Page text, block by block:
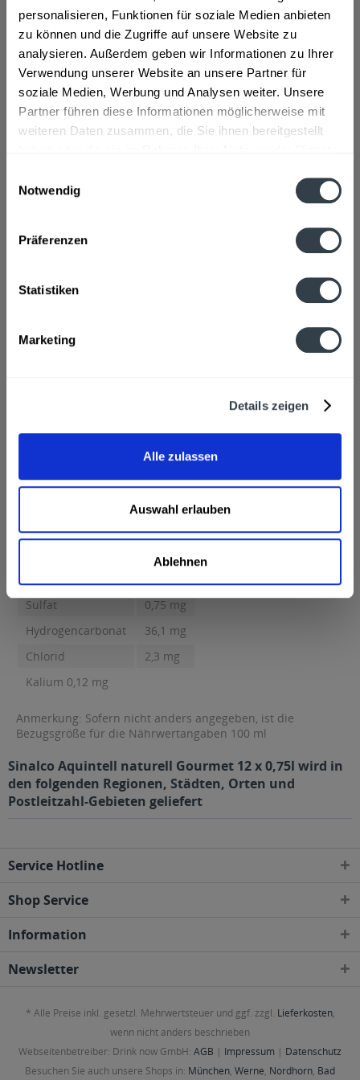
personalisieren, Funktionen für soziale Medien anbieten
zu können und die Zugriffe auf unsere Website zu
analysieren. Außerdem geben wir Informationen zu Ihrer
Verwendung unserer Website an unsere Partner für
soziale Medien, Werbung und Analysen weiter. Unsere
Partner führen diese Informationen möglicherweise mit
weiteren Daten zusammen, die Sie ihnen bereitgestellt
Notwendig
Präferenzen
Statistiken
Marketing
Details zeigen
Alle zulassen
Auswahl erlauben
Ablehnen
0,75l"
"Ganz still und doch so lebendig  so schmeckt Aquintéll
Naturelle, das natürliche Mineralwasser ganz ohne
Kohlensäure. Ideal für Vieltrinker, solche, die es werden
wollen und natürlich auch für alle anderen. Aquintéll
Naturelle ist der pure Durstlöscher mit dem frischen
Geschmack" so der Hersteller.
Flaschengröße:
Weitere Artikel von Sinalco
Natürliches Mineralwasser ohne Kohlensäure
Anmerkung: Sofern Allergene vorhanden sind, sind diese
mittels Großbuchstaben besonders hervorgehoben
Römerstraße 109, 47179 Duisburg-Walsum, Deutschland
mehr
Deutsche Sinalco GmbH Markengetränke & Co. KG,
Natrium 0,23 mg Magnesium 0,07 mg Calcium 10,4 mg Sulfat
Natrium
0,23 mg
0,07 mg
Sulfat
0,75 mg
Hydrogencarbonat
36,1 mg
Chlorid
2,3 mg
Kalium 0,12 mg
Anmerkung: Sofern nicht anders angegeben, ist die
Bezugsgröße für die Nährwertangaben 100 ml
Sinalco Aquintell naturell Gourmet 12 x 0,75l wird in
den folgenden Regionen, Städten, Orten und
Postleitzahl-Gebieten geliefert
Service Hotline
Shop Service
Information
Newsletter
* Alle Preise inkl. gesetzl. Mehrwertsteuer und ggf. zzgl. Lieferkosten,
wenn nicht anders beschrieben
Webseitenbetreiber: Drink now GmbH: AGB | Impressum | Datenschutz
Besuchen Sie auch unsere Shops in: München, Werne, Nordhorn, Bad